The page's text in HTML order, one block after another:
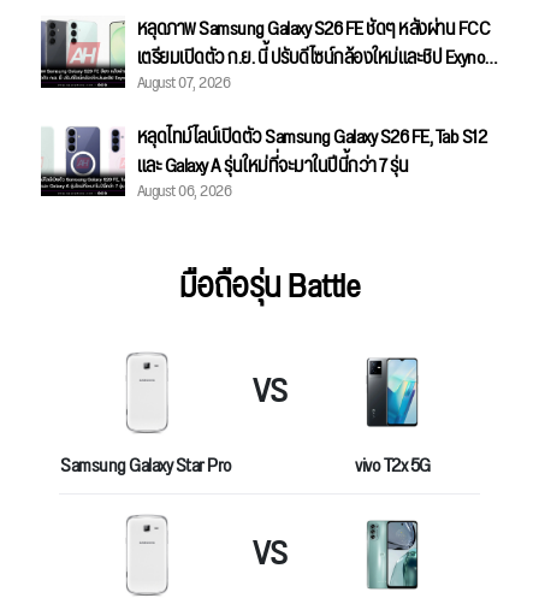
หลุดภาพ Samsung Galaxy S26 FE ชัดๆ หลังผ่าน FCC
เตรียมเปิดตัว ก.ย. นี้ ปรับดีไซน์กล้องใหม่และชิป Exynos
2500
August 07, 2026
หลุดไทม์ไลน์เปิดตัว Samsung Galaxy S26 FE, Tab S12
และ Galaxy A รุ่นใหม่ที่จะมาในปีนี้กว่า 7 รุ่น
August 06, 2026
มือถือรุ่น Battle
Samsung Galaxy Star Pro
VS
vivo T2x 5G
VS